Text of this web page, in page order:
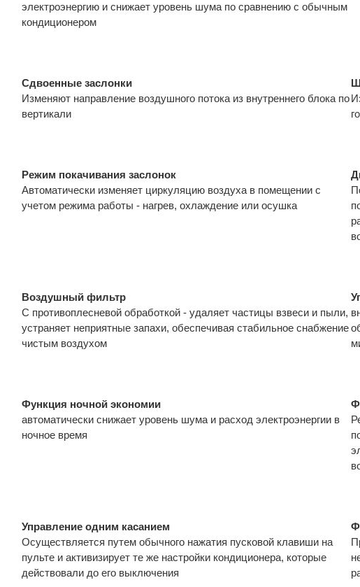
электроэнергию и снижает уровень шума по сравнению с обычным
кондиционером
Сдвоенные заслонки
Изменяют направление воздушного потока из внутреннего блока по
вертикали
Режим покачивания заслонок
Автоматически изменяет циркуляцию воздуха в помещении с
учетом режима работы - нагрев, охлаждение или осушка
Воздушный фильтр
С противоплесневой обработкой - удаляет частицы взвеси и пыли,
устраняет неприятные запахи, обеспечивая стабильное снабжение
чистым воздухом
Функция ночной экономии
автоматически снижает уровень шума и расход электроэнергии в
ночное время
Управление одним касанием
Осуществляется путем обычного нажатия пусковой клавиши на
пульте и активизирует те же настройки кондиционера, которые
действовали до его выключения